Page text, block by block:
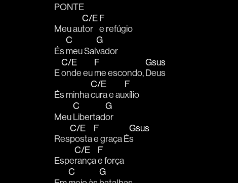
PONTE
Meu au
C/E
tor
F
e refúgio
És
C
meu Sal
G
vador
E
C/E
onde eu
F
me escondo,
Gsus
Deus
És minha
C/E
cura e au
F
xílio
Meu
C
Libertad
G
or
Res
C/E
posta
F
e graça É
Gsus
s
Espe
C/E
rança
F
e força
C
G